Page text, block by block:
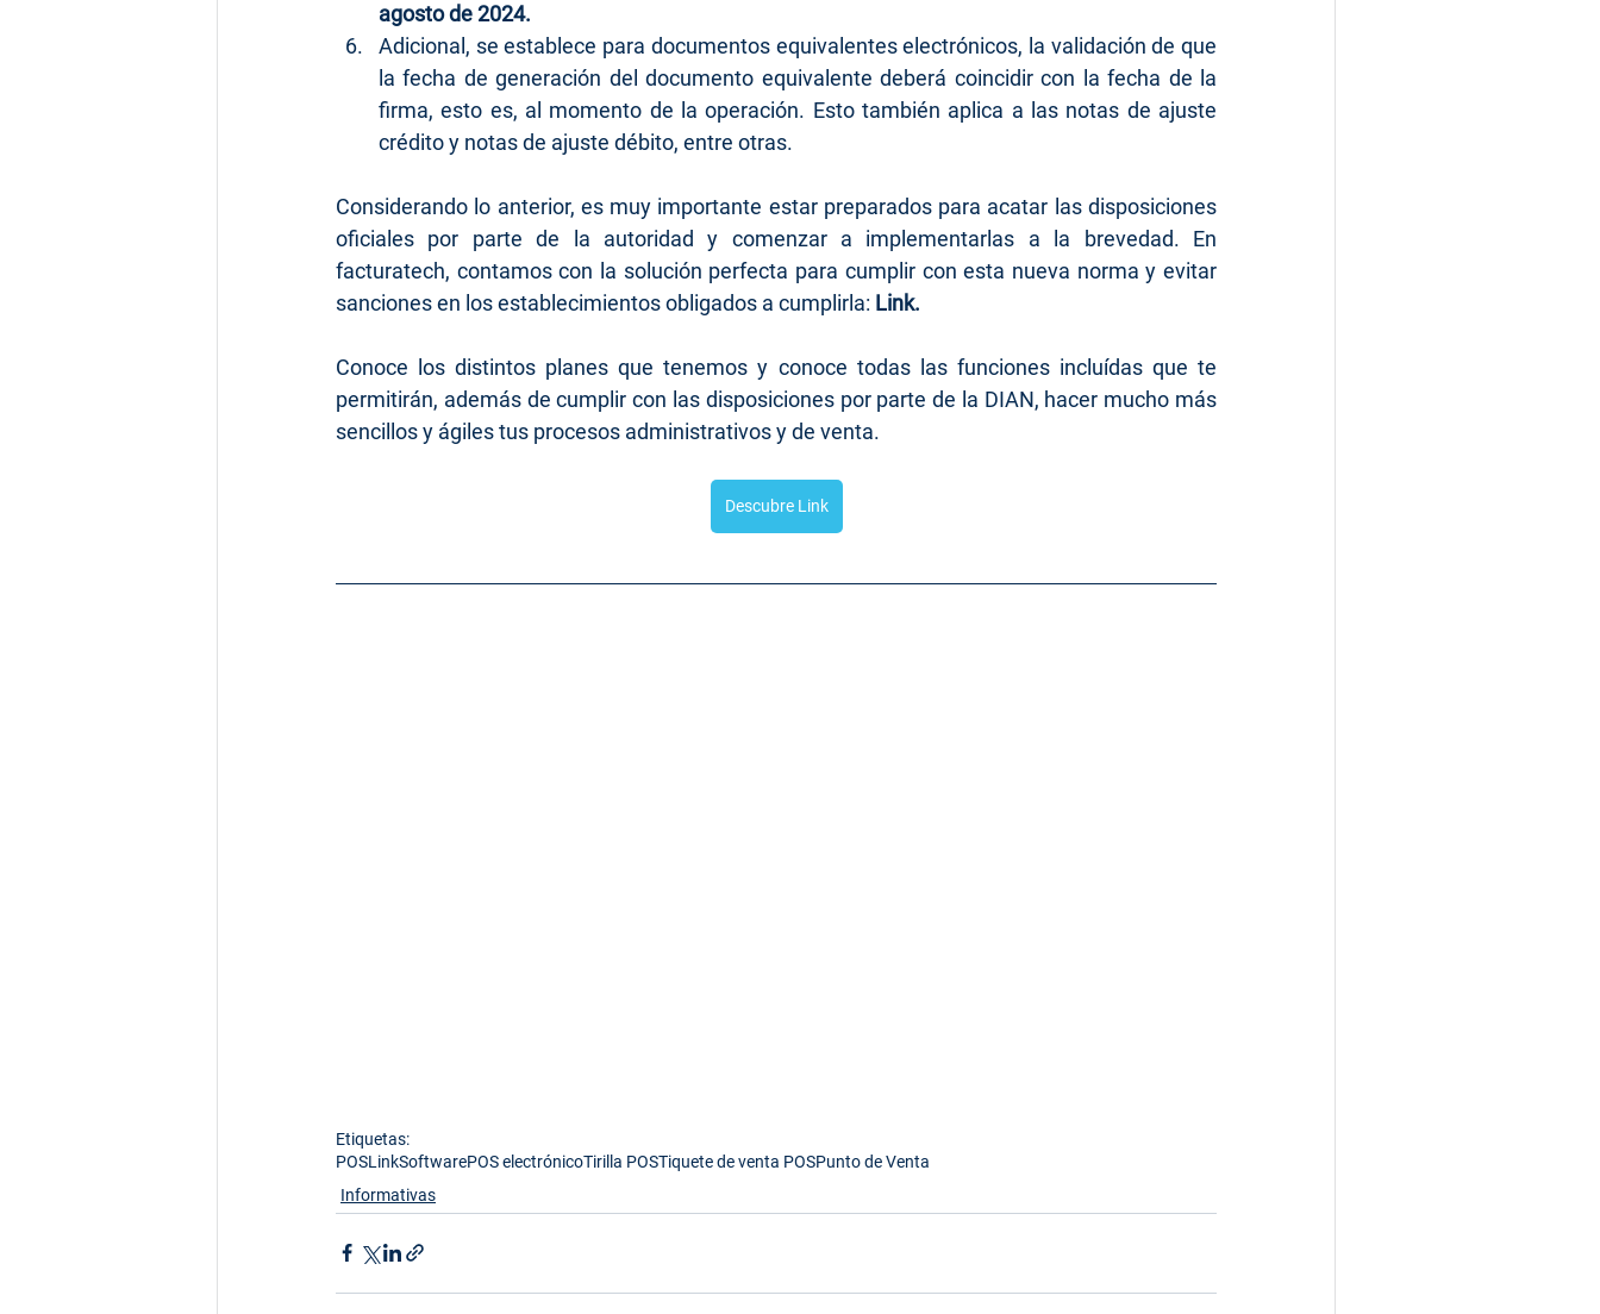
agosto de 2024.
Adicional, se establece para documentos equivalentes electrónicos, la validación de que
la fecha de generación del documento equivalente deberá coincidir con la fecha de la
firma, esto es, al momento de la operación. Esto también aplica a las notas de ajuste
crédito y notas de ajuste débito, entre otras.
Considerando lo anterior, es muy importante estar preparados para acatar las disposiciones
oficiales por parte de la autoridad y comenzar a implementarlas a la brevedad. En
facturatech, contamos con la solución perfecta para cumplir con esta nueva norma y evitar
sanciones en los establecimientos obligados a cumplirla: Link.
Conoce los distintos planes que tenemos y conoce todas las funciones incluídas que te
permitirán, además de cumplir con las disposiciones por parte de la DIAN, hacer mucho más
sencillos y ágiles tus procesos administrativos y de venta.
Descubre Link
Etiquetas:
POSLinkSoftwarePOS electrónicoTirilla POSTiquete de venta POSPunto de Venta
Informativas